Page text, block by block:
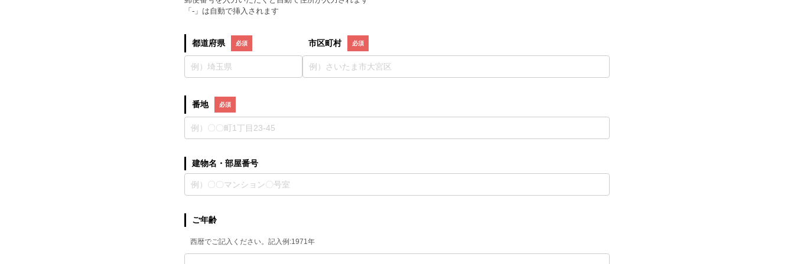
「-」は自動で挿入されます
都道府県 市区町村
番地
建物名・部屋番号
ご年齢
西暦でご記入ください。記入例:1971年